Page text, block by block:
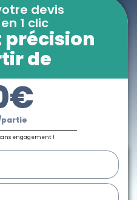
devis
1 clic
précision
de
partie
engagement !